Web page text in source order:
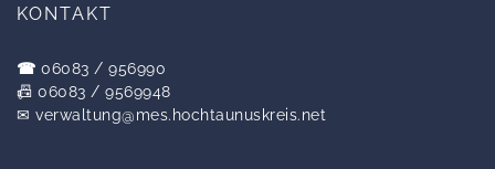
KONTAKT
☎ 06083 / 956990
📠 06083 / 9569948
✉ verwaltung@mes.hochtaunuskreis.net